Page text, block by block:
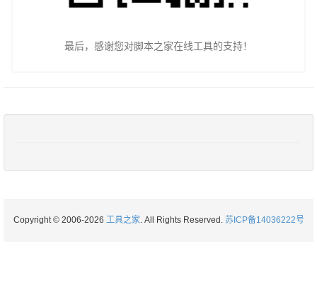
最后，感谢您对脚本之家在线工具的支持！
Copyright © 2006-2026 工具之家. All Rights Reserved. 苏ICP备14036222号